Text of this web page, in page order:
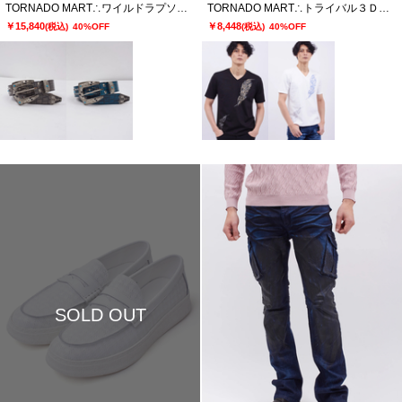
TORNADO MART∴ワイルドラプソディースタッズベルト
￥15,840(税込) 40%OFF
TORNADO MART∴トライバル３ＤプリントハンソデＶネックカットソー
￥8,448(税込) 40%OFF
SOLD OUT